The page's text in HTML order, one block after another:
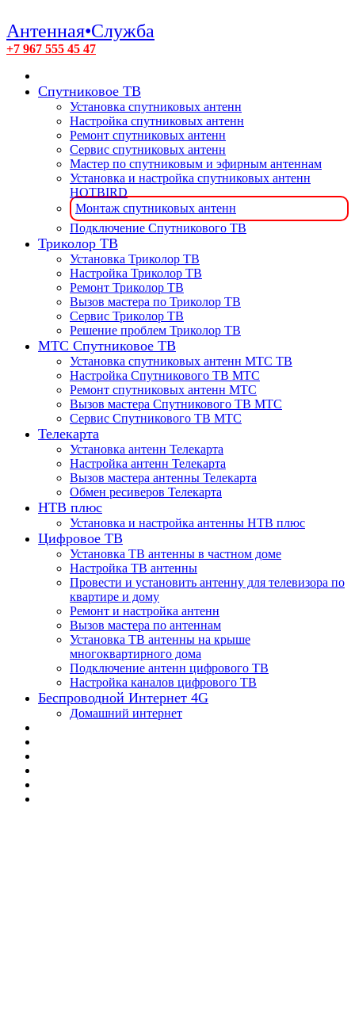
Антенная•Служба
+7 967 555 45 47
Спутниковое ТВ
Установка спутниковых антенн
Настройка спутниковых антенн
Ремонт спутниковых антенн
Сервис спутниковых антенн
Мастер по спутниковым и эфирным антеннам
Установка и настройка спутниковых антенн
HOTBIRD
Монтаж спутниковых антенн
Подключение Спутникового ТВ
Триколор ТВ
Установка Триколор ТВ
Настройка Триколор ТВ
Ремонт Триколор ТВ
Вызов мастера по Триколор ТВ
Сервис Триколор ТВ
Решение проблем Триколор ТВ
МТС Спутниковое ТВ
Установка спутниковых антенн МТС ТВ
Настройка Спутникового ТВ МТС
Ремонт спутниковых антенн МТС
Вызов мастера Спутникового ТВ МТС
Сервис Спутникового ТВ МТС
Телекарта
Установка антенн Телекарта
Настройка антенн Телекарта
Вызов мастера антенны Телекарта
Обмен ресиверов Телекарта
НТВ плюс
Установка и настройка антенны НТВ плюс
Цифровое ТВ
Установка ТВ антенны в частном доме
Настройка ТВ антенны
Провести и установить антенну для телевизора по
квартире и дому
Ремонт и настройка антенн
Вызов мастера по антеннам
Установка ТВ антенны на крыше
многоквартирного дома
Подключение антенн цифрового ТВ
Настройка каналов цифрового ТВ
Беспроводной Интернет 4G
Домашний интернет